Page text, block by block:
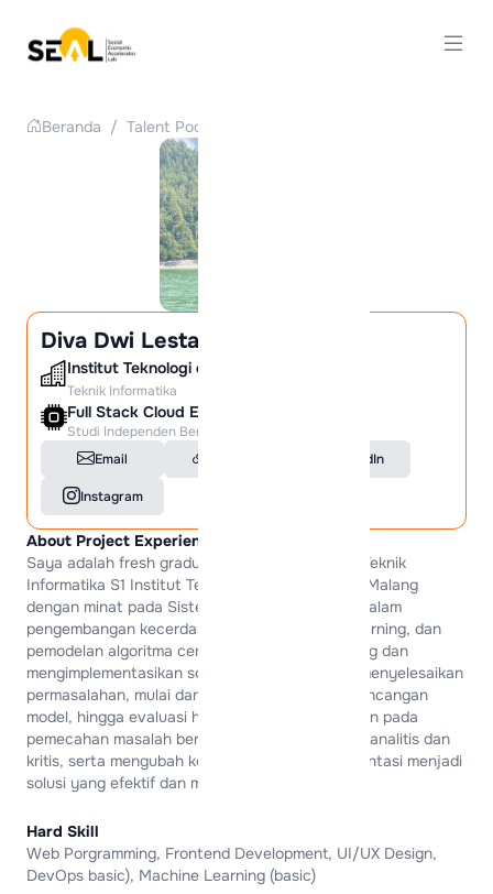
Beranda / Talent Pool
Diva Dwi Lestari
Institut Teknologi dan Bisnis Asia Malang
Teknik Informatika
Full Stack Cloud Engineering
Studi Independen Bersertifikat
Email
LinkedIn
Instagram
About Project Experience
Saya adalah fresh graduate dari program studi Teknik
Informatika S1 Institut Teknologi dan Bisnis Asia Malang
dengan minat pada Sistem Cerdas, khususnya dalam
pengembangan kecerdasan buatan, machine learning, dan
pemodelan algoritma cerdas. Terbiasa merancang dan
mengimplementasikan solusi berbasis AI untuk menyelesaikan
permasalahan, mulai dari pengolahan data, perancangan
model, hingga evaluasi hasil. Memiliki ketertarikan pada
pemecahan masalah berbasis teknologi, berpikir analitis dan
kritis, serta mengubah konsep dan hasil implementasi menjadi
solusi yang efektif dan mudah dipahami.
Hard Skill
Web Porgramming, Frontend Development, UI/UX Design,
DevOps basic), Machine Learning (basic)